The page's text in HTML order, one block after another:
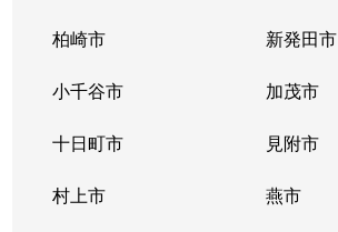
柏崎市 新発田市
小千谷市 加茂市
十日町市 見附市
村上市 燕市